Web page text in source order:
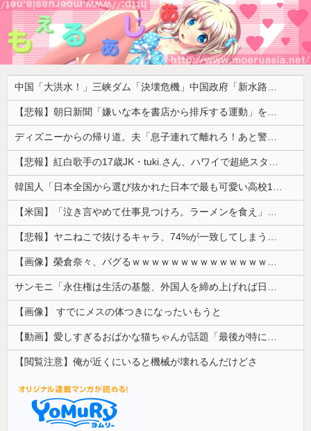
中国「大洪水！」三峡ダム「決壊危機」中国政府「新水路建設！（三峡新水路」現場職員「内部情報公開！（失踪」湖南省「三峡放流情報（画像」台風13号「三峡接近」→
【悲報】朝日新聞「嫌いな本を書店から排斥する運動」を好意的に紹介して大炎上 → 教諭「差別のない本屋に通いたい！」ｗｗｗｗｗｗｗｗｗｗｗｗ
ディズニーからの帰り道。夫「息子連れて離れろ！あと警察に通報！」私「助けて！」駅員「どうしました！？」→トンデモナイことに…
【悲報】紅白歌手の17歳JK・tuki.さん、ハワイで超絶スタイルを晒すも『顔だけ頑なに隠す』ムーブを継続へｗｗｗｗ
韓国人「日本全国から選び抜かれた日本で最も可愛い高校1年生がこの方です‥」→「これが日本のレベル‥」
【米国】「泣き言やめて仕事見つけろ。ラーメンを食え」議員らの投稿にバンス氏が猛反発…ブリトーの価格めぐる議論、共和党の内戦に発展
【悲報】ヤニねこで抜けるキャラ、74%が一致してしまうｗｗｗｗｗ
【画像】榮倉奈々、バグるｗｗｗｗｗｗｗｗｗｗｗｗｗｗｗｗ
サンモニ「永住権は生活の基盤、外国人を締め上げれば日本人が生きやすくなるは勘違い」
【画像】 すでにメスの体つきになったいもうと
【動画】愛しすぎるおばかな猫ちゃんが話題「最後が特にかわいいｗ」
【閲覧注意】俺が近くにいると機械が壊れるんだけどさ